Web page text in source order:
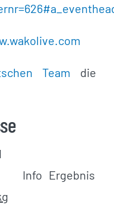
Team die
Info Ergebnis